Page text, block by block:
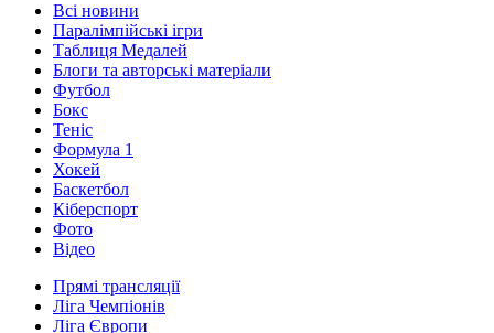
Всі новини
Паралімпійські ігри
Таблиця Медалей
Блоги та авторські матеріали
Футбол
Бокс
Теніс
Формула 1
Хокей
Баскетбол
Кіберспорт
Фото
Відео
Прямі трансляції
Ліга Чемпіонів
Ліга Європи